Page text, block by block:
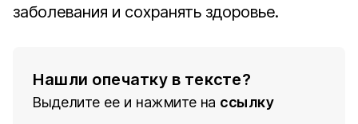
заболевания и сохранять здоровье.
Нашли опечатку в тексте?
Выделите ее и нажмите на ссылку